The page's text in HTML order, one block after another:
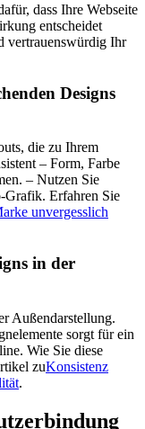
dass Ihre Webseite
entscheidet
vertrauenswürdig Ihr
Designs
die zu Ihrem
– Form, Farbe
– Nutzen Sie
Grafik. Erfahren Sie
unvergesslich
in der
Außendarstellung.
sorgt für ein
Wie Sie diese
zuKonsistenz
.